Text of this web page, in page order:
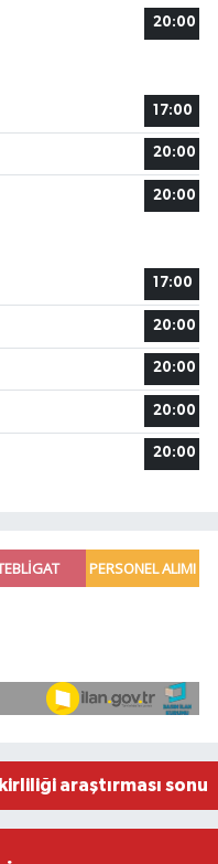
20:00
17:00
20:00
20:00
17:00
20:00
20:00
20:00
20:00
Şampiyonası,
araştırması